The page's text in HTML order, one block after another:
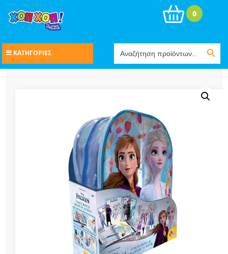
for:
Search Button
0
ΚΑΤΗΓΟΡΙΕΣ